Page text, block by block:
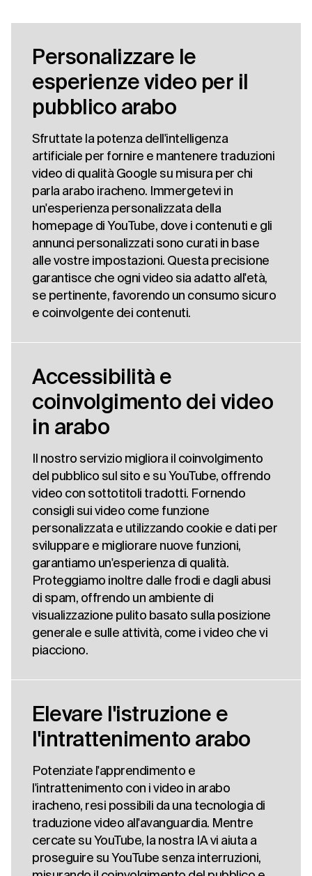
Personalizzare le
esperienze video per il
pubblico arabo
Sfruttate la potenza dell'intelligenza
artificiale per fornire e mantenere traduzioni
video di qualità Google su misura per chi
parla arabo iracheno. Immergetevi in
un'esperienza personalizzata della
homepage di YouTube, dove i contenuti e gli
annunci personalizzati sono curati in base
alle vostre impostazioni. Questa precisione
garantisce che ogni video sia adatto all'età,
se pertinente, favorendo un consumo sicuro
e coinvolgente dei contenuti.
Accessibilità e
coinvolgimento dei video
in arabo
Il nostro servizio migliora il coinvolgimento
del pubblico sul sito e su YouTube, offrendo
video con sottotitoli tradotti. Fornendo
consigli sui video come funzione
personalizzata e utilizzando cookie e dati per
sviluppare e migliorare nuove funzioni,
garantiamo un'esperienza di qualità.
Proteggiamo inoltre dalle frodi e dagli abusi
di spam, offrendo un ambiente di
visualizzazione pulito basato sulla posizione
generale e sulle attività, come i video che vi
piacciono.
Elevare l'istruzione e
l'intrattenimento arabo
Potenziate l'apprendimento e
l'intrattenimento con i video in arabo
iracheno, resi possibili da una tecnologia di
traduzione video all'avanguardia. Mentre
cercate su YouTube, la nostra IA vi aiuta a
proseguire su YouTube senza interruzioni,